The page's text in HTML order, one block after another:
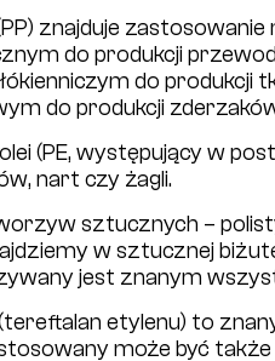
znajduje
do produkcji
do produkcji
do produkcji
(PE, występujący w
nart czy żagli.
sztucznych –
w sztucznej
jest znanym
etylenu) to
może być